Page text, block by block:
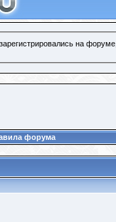
на
форума